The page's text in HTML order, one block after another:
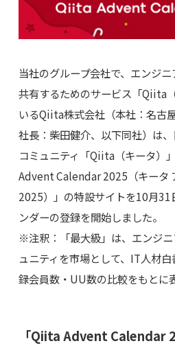
当社のグループ会社で、エンジ
共有するためのサービス「Qiita
いるQiita株式会社（本社：名古
社長：柴田健介、以下同社）は
コミュニティ「Qiita（キータ）
Advent Calendar 2025（キータ
2025）」の特設サイトを10月
ンダーの登録を開始しました。
※注釈：「最大級」は、エンジ
ュニティを市場として、IT人材
録会員数・UU数の比較をもとに
「Qiita Advent Calendar